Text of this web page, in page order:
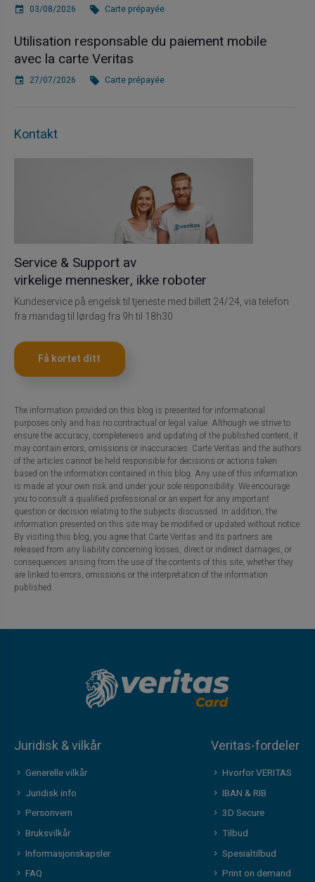
03/08/2026 Carte prépayée
Utilisation responsable du paiement mobile
avec la carte Veritas
27/07/2026 Carte prépayée
Kontakt
Service & Support av
virkelige mennesker, ikke roboter
Kundeservice på engelsk til tjeneste med billett 24/24, via telefon
fra mandag til lørdag fra 9h til 18h30
Få kortet ditt
The information provided on this blog is presented for informational
purposes only and has no contractual or legal value. Although we strive to
ensure the accuracy, completeness and updating of the published content, it
may contain errors, omissions or inaccuracies. Carte Veritas and the authors
of the articles cannot be held responsible for decisions or actions taken
based on the information contained in this blog. Any use of this information
is made at your own risk and under your sole responsibility. We encourage
you to consult a qualified professional or an expert for any important
question or decision relating to the subjects discussed. In addition, the
information presented on this site may be modified or updated without notice.
By visiting this blog, you agree that Carte Veritas and its partners are
released from any liability concerning losses, direct or indirect damages, or
consequences arising from the use of the contents of this site, whether they
are linked to errors, omissions or the interpretation of the information
published.
Juridisk & vilkår
Generelle vilkår
Juridisk info
Personvern
Bruksvilkår
Informasjonskapsler
FAQ
Veritas-fordeler
Hvorfor VERITAS
IBAN & RIB
3D Secure
Tilbud
Spesialtilbud
Print on demand